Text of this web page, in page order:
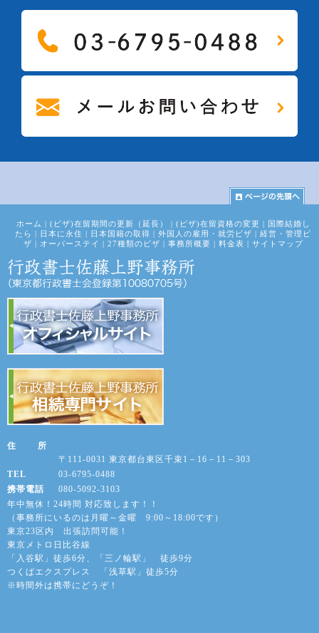
ホーム | (ビザ)在留期間の更新（延長） | (ビザ)在留資格の変更 | 国際結婚し
たら | 日本に永住 | 日本国籍の取得 | 外国人の雇用・就労ビザ | 経営・管理ビ
ザ | オーバーステイ | 27種類のビザ | 事務所概要 | 料金表 | サイトマップ
住 所
〒111-0031 東京都台東区千束1－16－11－303
TEL
03-6795-0488
携帯電話
080-5092-3103
年中無休！24時間 対応致します！！
（事務所にいるのは月曜～金曜 9:00～18:00です）
東京23区内 出張訪問可能！
東京メトロ日比谷線
「入谷駅」徒歩6分、「三ノ輪駅」 徒歩9分
つくばエクスプレス 「浅草駅」徒歩5分
※時間外は携帯にどうぞ！